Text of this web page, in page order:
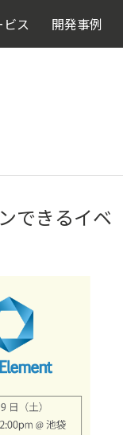
ビス 開発事例
できるイベ